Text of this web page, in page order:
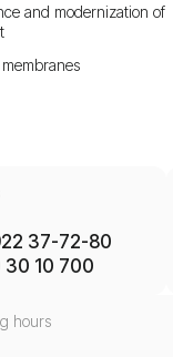
and modernization of
37-72-80
30 10 700
hours